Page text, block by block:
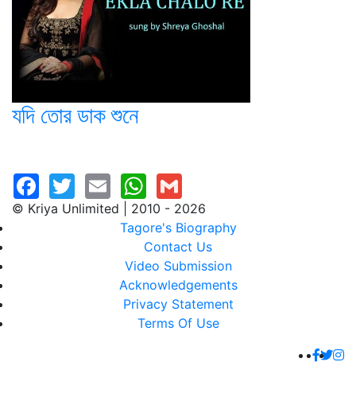
যদি তোর ডাক শুনে
© Kriya Unlimited | 2010 - 2026
Tagore's Biography
Contact Us
Video Submission
Acknowledgements
Privacy Statement
Terms Of Use